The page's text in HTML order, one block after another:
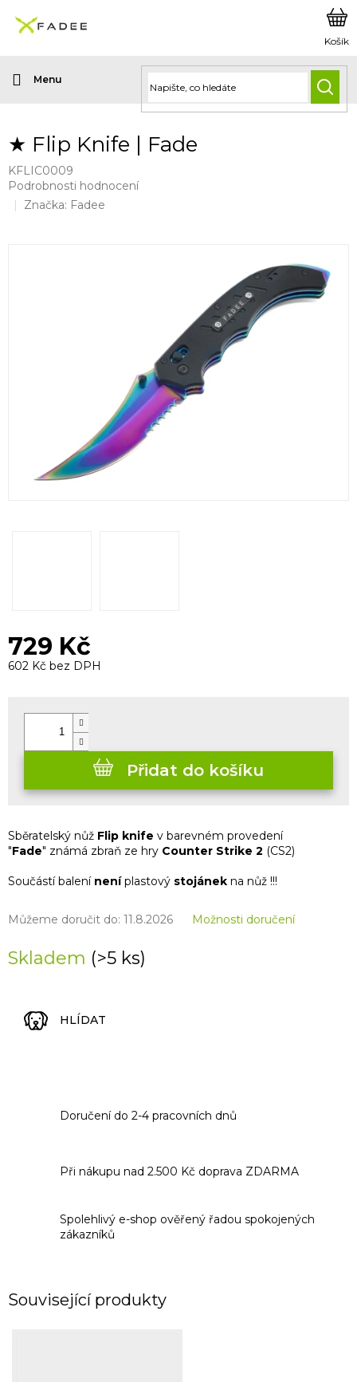
obsah
★ Flip Knife | Fade
KFLIC0009
Průměrné
hodnocení
Podrobnosti hodnocení
Značka: Fadee
729 Kč
602 Kč bez DPH
Skladem (>5 ks)
Můžeme doručit do: 11.8.2026 Možnosti doručení
Přidat do košíku
Sběratelský nůž Flip knife v barevném provedení
"Fade" známá zbraň ze hry Counter Strike 2 (CS2)
Součástí balení neníplastový stojánek na nůž !!!
HLÍDAT
Doručení do 2-4 pracovních dnů
Při nákupu nad 2.500 Kč doprava ZDARMA
Spolehlivý e-shop ověřený řadou spokojených
zákazníků
Související produkty